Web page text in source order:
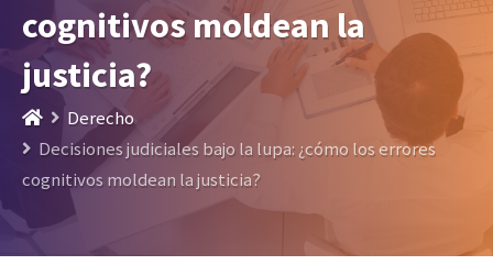
cognitivos moldean la
justicia?
Derecho
Decisiones judiciales bajo la lupa: ¿cómo los errores
cognitivos moldean la justicia?